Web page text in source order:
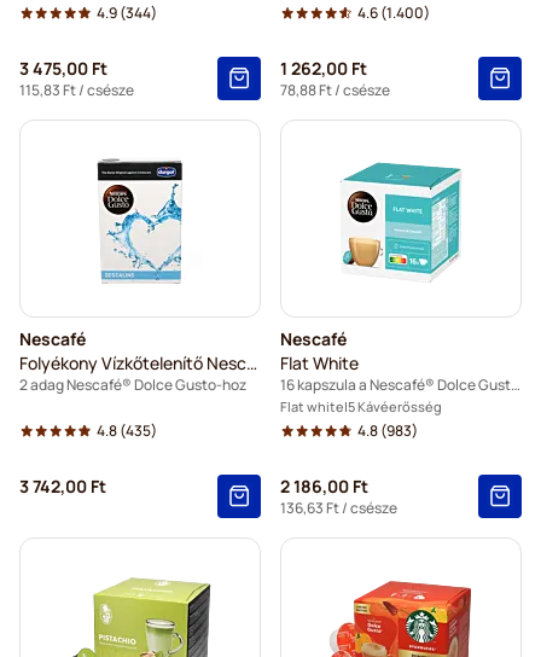
4.9(344)
3 475,00 Ft
115,83 Ft/ csésze
4.6(1.400)
1 262,00 Ft
78,88 Ft/ csésze
Nescafé
Folyékony Vízkőtelenítő Nescafé®
2 adag Nescafé® Dolce Gusto-hoz
4.8(435)
3 742,00 Ft
Nescafé
Flat White
16 kapszula a Nescafé® Dolce Gusto termékhez
Flat white 5 Kávéerősség
4.8(983)
2 186,00 Ft
136,63 Ft/ csésze